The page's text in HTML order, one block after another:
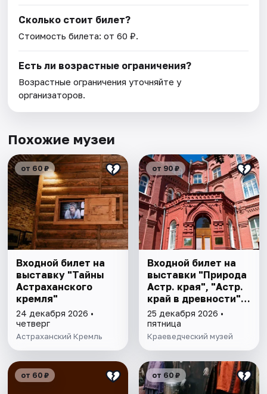
Сколько стоит билет?
Стоимость билета: от 60 ₽.
Есть ли возрастные ограничения?
Возрастные ограничения уточняйте у
организаторов.
Похожие музеи
от 60 ₽
Входной билет на
выставку "Тайны
Астраханского
кремля"
24 декабря 2026 •
четверг
Астраханский Кремль
от 90 ₽
Входной билет на
выставки "Природа
Астр. края", "Астр.
край в древности",
"Заселение Астр.
края"
25 декабря 2026 •
пятница
Краеведческий музей
от 60 ₽ от 60 ₽